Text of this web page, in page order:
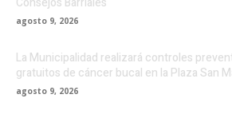
agosto 9, 2026
La Municipalidad realizará controles
gratuitos de cáncer bucal en la Plaza San
agosto 9, 2026